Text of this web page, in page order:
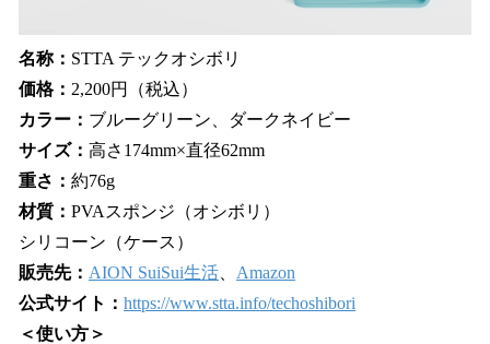
名称： STTA テックオシボリ
価格： 2,200円（税込）
カラー： ブルーグリーン、ダークネイビー
サイズ： 高さ174mm×直径62mm
重さ： 約76g
材質： PVAスポンジ（オシボリ）
シリコーン（ケース）
販売先： AION SuiSui生活
Amazon
公式サイト： https://www.stta.info/techoshibori
＜使い方＞